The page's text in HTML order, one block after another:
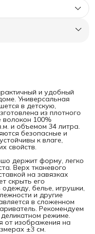
и удобный
Универсальная
в детскую,
из плотного
волокон 100%
и объемом 34 литра.
безопасные и
к влаге,
свойств.
держит форму, легко
Верх тканевого
на завязках
скрыть его
белье, игрушки,
и другие
в сложенном
Рекомендуем
деликатном режиме.
от изображения на
±3 см.